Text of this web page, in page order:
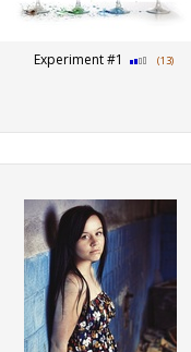
Experiment #1 (13)